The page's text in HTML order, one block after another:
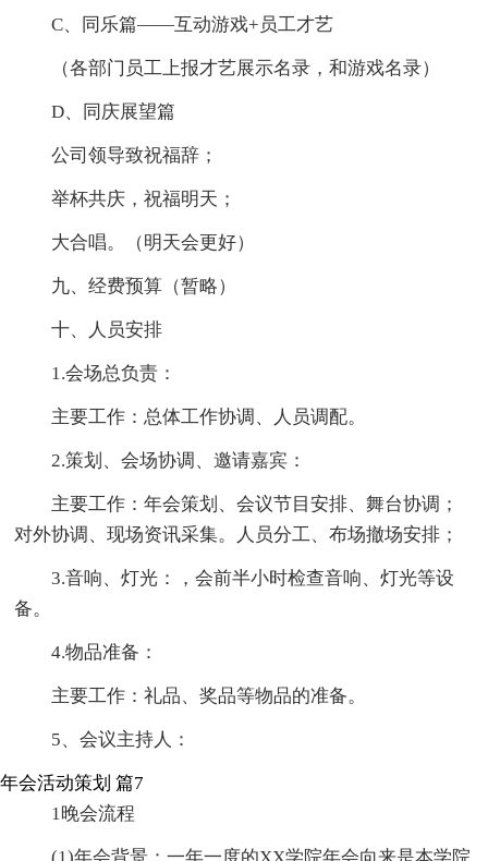
C、同乐篇——互动游戏+员工才艺
（各部门员工上报才艺展示名录，和游戏名录）
D、同庆展望篇
公司领导致祝福辞；
举杯共庆，祝福明天；
大合唱。（明天会更好）
九、经费预算（暂略）
十、人员安排
1.会场总负责：
主要工作：总体工作协调、人员调配。
2.策划、会场协调、邀请嘉宾：
主要工作：年会策划、会议节目安排、舞台协调；
对外协调、现场资讯采集。人员分工、布场撤场安排；
3.音响、灯光：，会前半小时检查音响、灯光等设
备。
4.物品准备：
主要工作：礼品、奖品等物品的准备。
5、会议主持人：
年会活动策划 篇7
1晚会流程